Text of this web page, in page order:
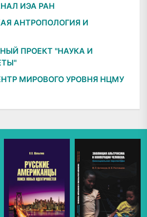
ИЭА РАН
АНТРОПОЛОГИЯ И
ПРОЕКТ "НАУКА И
МИРОВОГО УРОВНЯ НЦМУ